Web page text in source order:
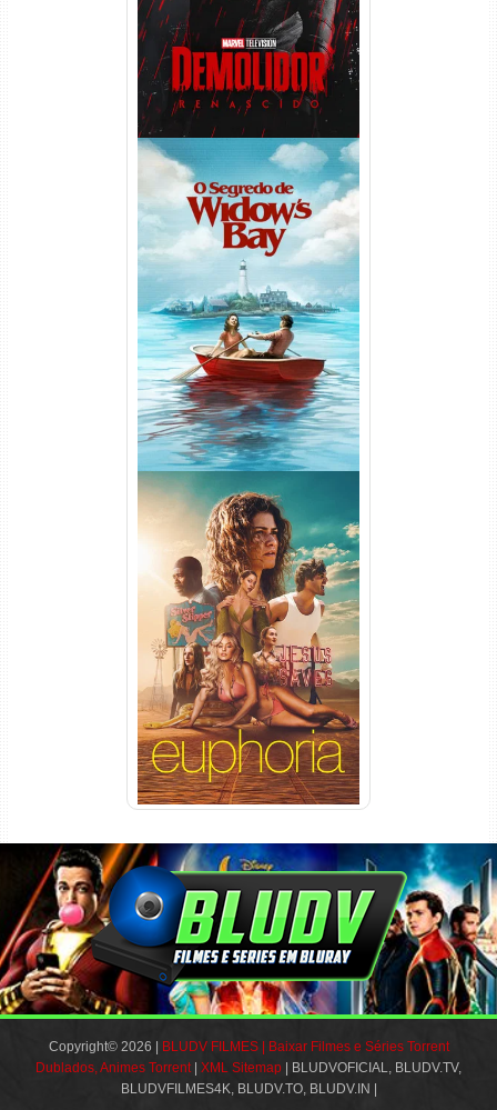
O Segredo de Widow’s Bay
1ª Temporada Torrent (2026)
WEB-DL 1080p Dual Áudio
Euphoria 3ª Temporada
Torrent (2026) WEB-DL 1080p
Dual Áudio
Copyright© 2026 |
BLUDV FILMES | Baixar Filmes e Séries Torrent
Dublados, Animes Torrent| XML Sitemap | BLUDVOFICIAL, BLUDV.TV,
BLUDVFILMES4K, BLUDV.TO, BLUDV.IN |